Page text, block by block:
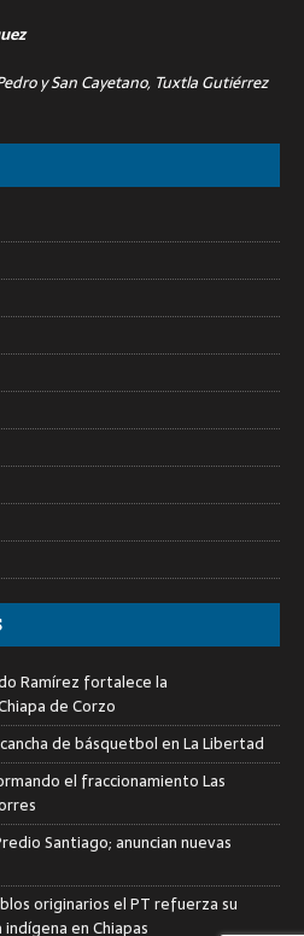
y San Cayetano, Tuxtla Gutiérrez
Ramírez fortalece la
de Corzo
de básquetbol en La Libertad
el fraccionamiento Las
Santiago; anuncian nuevas
originarios el PT refuerza su
en Chiapas